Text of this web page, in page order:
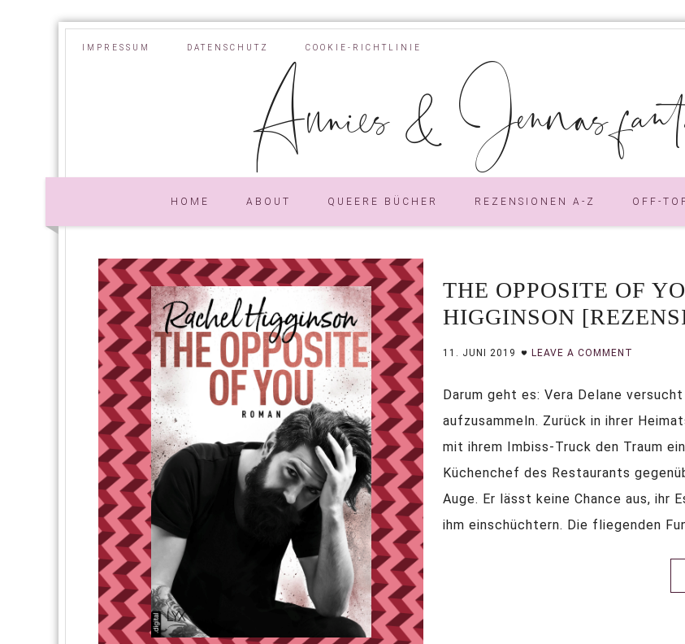
IMPRESSUM DATENSCHUTZ COOKIE-RICHTLINIE
Annies & Jennas
HOME ABOUT QUEERE BÜCHER REZENSIONEN A-Z OFF-
THE OPPOSITE OF
HIGGINSON
11. JUNI 2019 LEAVE A COMMENT
Darum geht es: Vera Delane
aufzusammeln. Zurück in ihrer
mit ihrem Imbiss-Truck den Traum
Küchenchef des Restaurants
Auge. Er lässt keine Chance aus, ihr
ihm einschüchtern. Die fliegenden